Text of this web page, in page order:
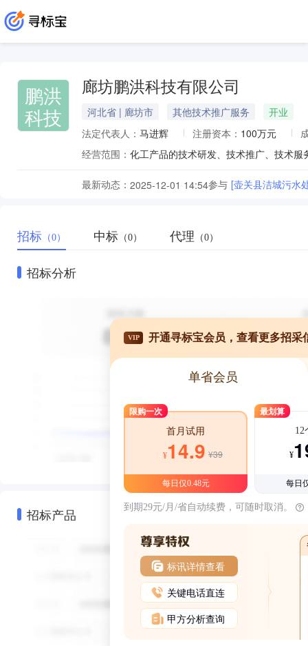
鹏洪
科技
廊坊鹏洪科技有限公司
河北省 | 廊坊市 其他技术推广服务
开业
法定代表人： 马进辉 注册资本： 100万元
经营范围：
最新动态： 2025-12-01 14:54参与 [壶关县洁城污水
招标 （0） 中标 （0） 代理 （0）
招标分析
招标产品
VIP 开通寻标宝会员，查看更多招采
单省会员
限购一次
首月试用
¥14.9 ¥39
每日仅0.48元
最划算
12
¥
每日
到期29元/月/省自动续费，可随时取消。
标讯详情查看
关键电话直连
甲方分析查询